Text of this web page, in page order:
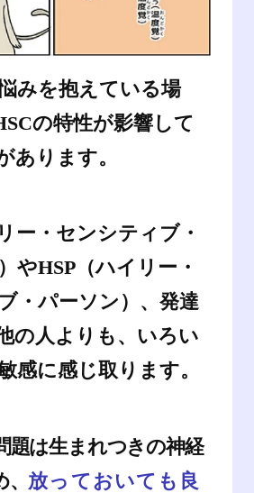
みを抱えている場
の特性が影響して
あります。
ー・センシティブ・
やHSP（ハイリー・
・パーソン）、発達
の人よりも、いろい
感に感じ取ります。
題は生まれつきの神経
放っておいても良